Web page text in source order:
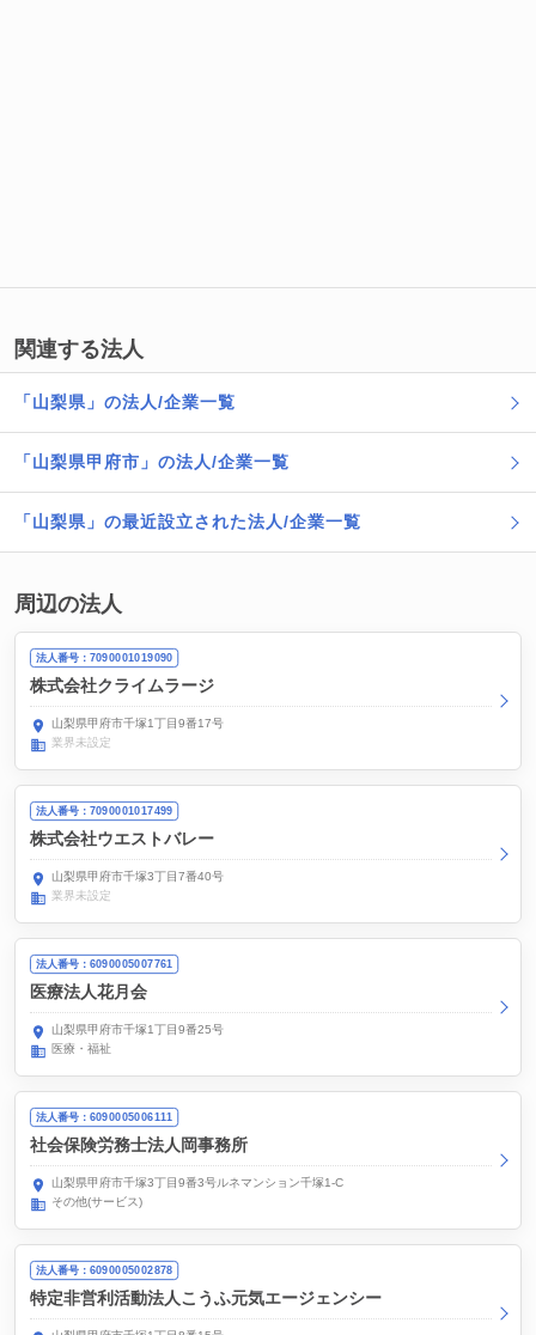
関連する法人
「山梨県」の法人/企業一覧
「山梨県甲府市」の法人/企業一覧
「山梨県」の最近設立された法人/企業一覧
周辺の法人
法人番号：7090001019090
株式会社クライムラージ
山梨県甲府市千塚1丁目9番17号
業界未設定
法人番号：7090001017499
株式会社ウエストバレー
山梨県甲府市千塚3丁目7番40号
業界未設定
法人番号：6090005007761
医療法人花月会
山梨県甲府市千塚1丁目9番25号
医療・福祉
法人番号：6090005006111
社会保険労務士法人岡事務所
山梨県甲府市千塚3丁目9番3号ルネマンション千塚1-C
その他(サービス)
法人番号：6090005002878
特定非営利活動法人こうふ元気エージェンシー